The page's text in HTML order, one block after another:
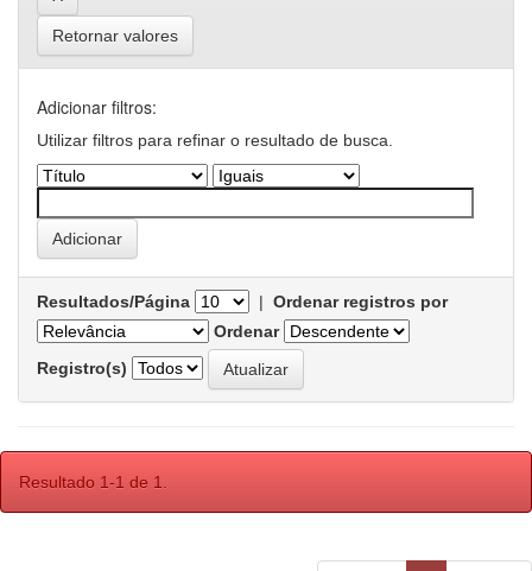
Retornar valores
Adicionar filtros:
Utilizar filtros para refinar o resultado de busca.
Resultados/Página | Ordenar registros por
Ordenar
Registro(s)
Resultado 1-1 de 1.